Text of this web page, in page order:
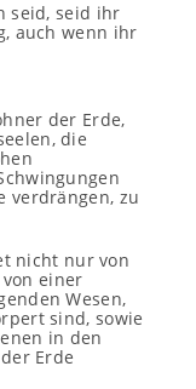
seid, seid ihr
auch wenn ihr
der Erde,
die
verdrängen, zu
nicht nur von
einer
Wesen,
sind, sowie
in den
Erde